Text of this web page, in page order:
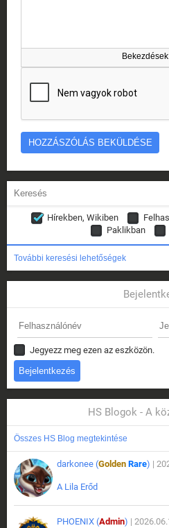
Hírekben, Wikiben
Paklikban
További keresési lehetőségek
Jegyezz meg ezen az eszközön.
HS Blogok - A
Összes HS Blog megtekintése
darkonee (Golden Rare) |
A Lila Erőd
PHOENIX (Admin) |